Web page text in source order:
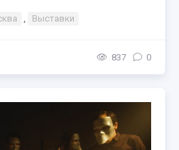
, Выставки
837 0